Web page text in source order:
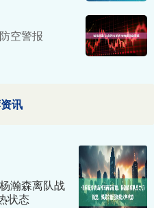
空警报
讯
瀚森离队战
状态